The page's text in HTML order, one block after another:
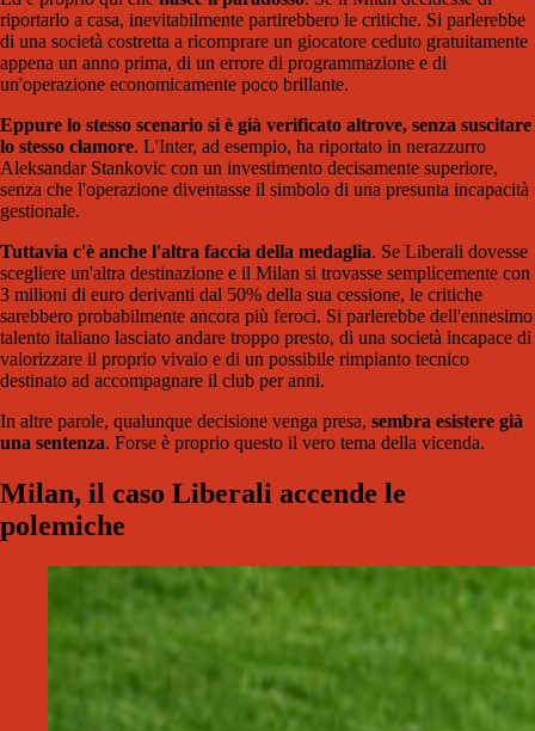
riportarlo a casa, inevitabilmente partirebbero le critiche. Si parlerebbe
di una società costretta a ricomprare un giocatore ceduto gratuitamente
appena un anno prima, di un errore di programmazione e di
un'operazione economicamente poco brillante.
Eppure lo stesso scenario si è già verificato altrove, senza suscitare
lo stesso clamore. L'Inter, ad esempio, ha riportato in nerazzurro
Aleksandar Stankovic con un investimento decisamente superiore,
senza che l'operazione diventasse il simbolo di una presunta incapacità
gestionale.
Tuttavia c'è anche l'altra faccia della medaglia. Se Liberali dovesse
scegliere un'altra destinazione e il Milan si trovasse semplicemente con
3 milioni di euro derivanti dal 50% della sua cessione, le critiche
sarebbero probabilmente ancora più feroci. Si parlerebbe dell'ennesimo
talento italiano lasciato andare troppo presto, di una società incapace di
valorizzare il proprio vivaio e di un possibile rimpianto tecnico
destinato ad accompagnare il club per anni.
In altre parole, qualunque decisione venga presa, sembra esistere già
una sentenza. Forse è proprio questo il vero tema della vicenda.
Milan, il caso Liberali accende le
polemiche